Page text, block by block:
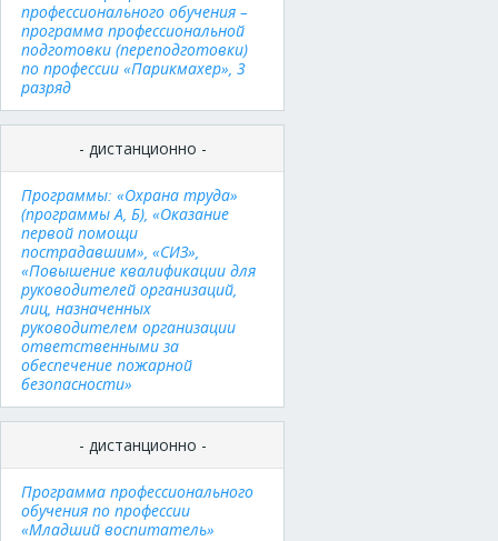
профессионального обучения –
программа профессиональной
подготовки (переподготовки)
по профессии «Парикмахер», 3
разряд
- дистанционно -
Программы: «Охрана труда»
(программы А, Б), «Оказание
первой помощи
пострадавшим», «СИЗ»,
«Повышение квалификации для
руководителей организаций,
лиц, назначенных
руководителем организации
ответственными за
обеспечение пожарной
безопасности»
- дистанционно -
Программа профессионального
обучения по профессии
«Младший воспитатель»